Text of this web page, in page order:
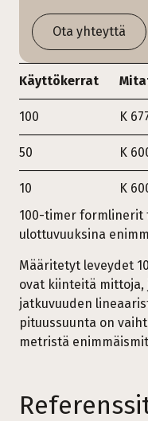
Ota yhteyttä
Käyttökerrat
100 K
50 K
10 K
100-timer formlinerit
ulottuvuuksina
Määritetyt leveydet
ovat kiinteitä
jatkuvuuden
pituussuunta on
metristä